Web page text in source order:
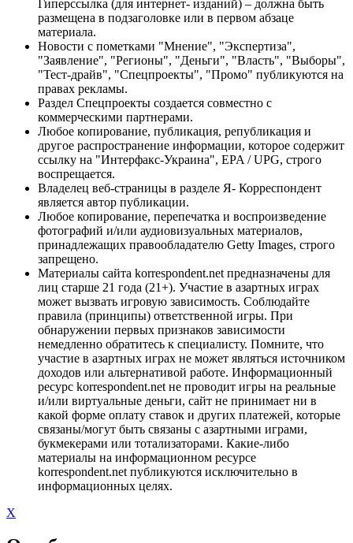
Гиперссылка (для интернет- изданий) – должна быть
размещена в подзаголовке или в первом абзаце
материала.
Новости с пометками "Мнение", "Экспертиза",
"Заявление", "Регионы", "Деньги", "Власть", "Выборы",
"Тест-драйв", "Спецпроекты", "Промо" публикуются на
правах рекламы.
Раздел Спецпроекты создается совместно с
коммерческими партнерами.
Любое копирование, публикация, републикация и
другое распространение информации, которое содержит
ссылку на "Интерфакс-Украина", EPA / UPG, строго
воспрещается.
Владелец веб-страницы в разделе Я- Корреспондент
является автор публикации.
Любое копирование, перепечатка и воспроизведение
фотографий и/или аудиовизуальных материалов,
принадлежащих правообладателю Getty Images, строго
запрещено.
Материалы сайта korrespondent.net предназначены для
лиц старше 21 года (21+). Участие в азартных играх
может вызвать игровую зависимость. Соблюдайте
правила (принципы) ответственной игры. При
обнаружении первых признаков зависимости
немедленно обратитесь к специалисту. Помните, что
участие в азартных играх не может являться источником
доходов или альтернативой работе. Информационный
ресурс korrespondent.net не проводит игры на реальные
и/или виртуальные деньги, сайт не принимает ни в
какой форме оплату ставок и других платежей, которые
связаны/могут быть связаны с азартными играми,
букмекерами или тотализаторами. Какие-либо
материалы на информационном ресурсе
korrespondent.net публикуются исключительно в
информационных целях.
X